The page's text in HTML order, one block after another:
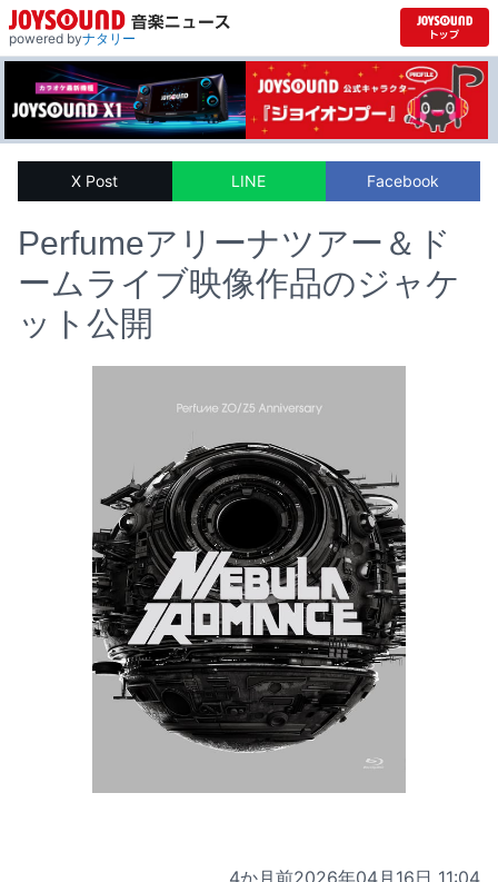
powered byナタリー
X Post LINE Facebook
Perfumeアリーナツアー＆ド
ームライブ映像作品のジャケ
ット公開
4か月前2026年04月16日 11:04